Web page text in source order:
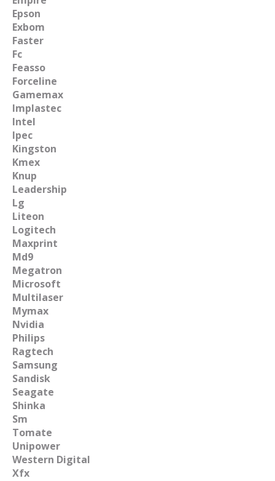
Epson
Exbom
Faster
Fc
Feasso
Forceline
Gamemax
Implastec
Intel
Ipec
Kingston
Kmex
Knup
Leadership
Lg
Liteon
Logitech
Maxprint
Md9
Megatron
Microsoft
Multilaser
Mymax
Nvidia
Philips
Ragtech
Samsung
Sandisk
Seagate
Shinka
Sm
Tomate
Unipower
Western Digital
Xfx